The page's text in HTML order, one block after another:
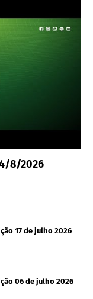
8/2026
17 de julho 2026
06 de julho 2026